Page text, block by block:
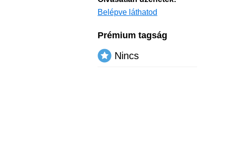
Belépve láthatod
Prémium tagság
Nincs